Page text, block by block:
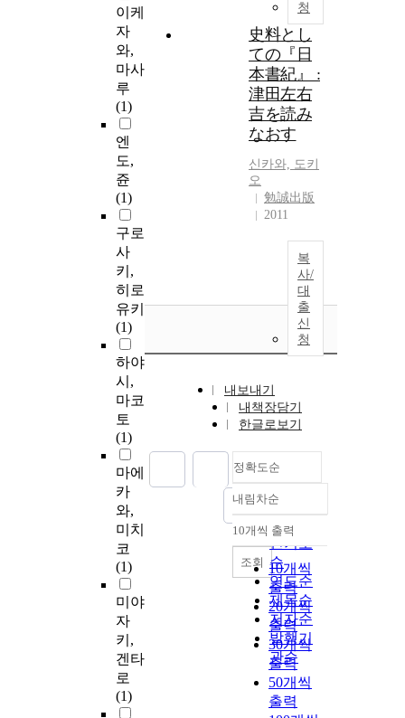
이케
자
와,
마사
루
(1)
엔
도,
쥰
(1)
구로
사
키,
히로
유키
(1)
하야
시,
마코
토
(1)
마에
카
와,
미치
코
(1)
미야
자
키,
겐타
로
(1)
청
史料とし
ての『日
本書紀』 :
津田左右
吉を読み
なおす
신카와, 도키
오
勉誠出版
2011
복
사/
대
출
신
청
내보내기
내책장담기
한글로보기
정확도순
정확도
순
인기도
순
연도순
제목순
저자순
발행기
관순
내림차순
내림차순
10개씩 출력
10개씩
출력
20개씩
출력
30개씩
출력
50개씩
출력
조회